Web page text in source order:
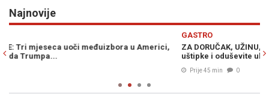
Najnovije
ZA DORUČAK, UŽINU, VEČERU...: Za tren oka napravite slasne
uštipke i oduševite ukućane...